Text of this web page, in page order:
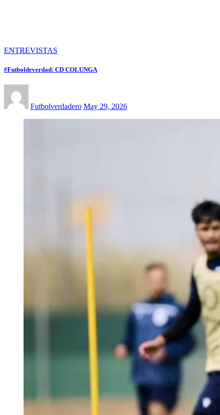
ENTREVISTAS
#Futboldeverdad: CD COLUNGA
Futbolverdadero May 29, 2026